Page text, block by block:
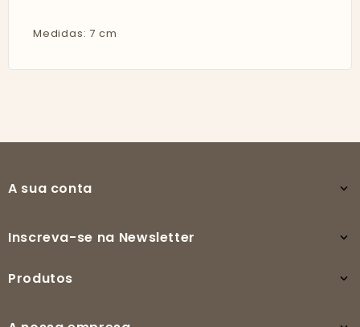
Medidas: 7 cm
A sua conta 
Inscreva-se na Newsletter 
Produtos 